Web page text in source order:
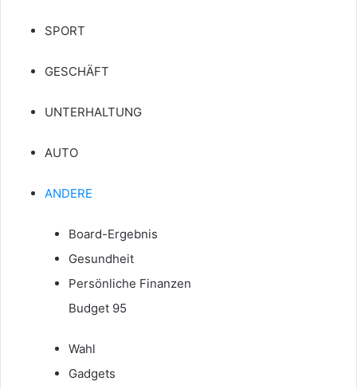
SPORT
GESCHÄFT
UNTERHALTUNG
AUTO
ANDERE
Board-Ergebnis
Gesundheit
Persönliche Finanzen
Budget 95
Wahl
Gadgets